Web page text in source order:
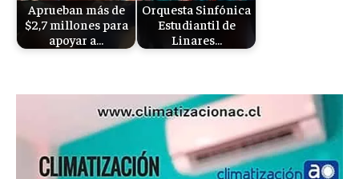
Aprueban más de
$2,7 millones para
apoyar a…
Orquesta Sinfónica
Estudiantil de
Linares…